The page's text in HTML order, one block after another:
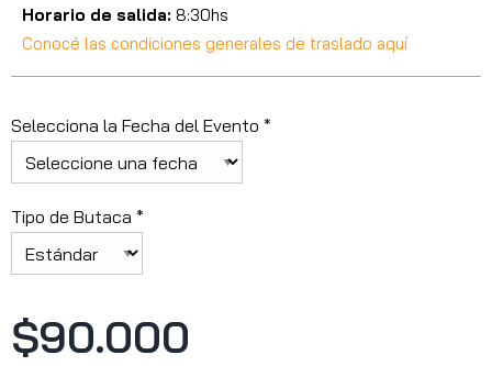
Horario de salida: 8:30hs
Conocé las condiciones generales de traslado aquí
Selecciona la Fecha del Evento *
Tipo de Butaca *
$90.000